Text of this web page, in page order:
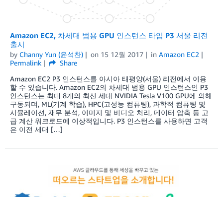
Amazon EC2, 차세대 범용 GPU 인스턴스 타입 P3 서울 리전
출시
by Channy Yun (윤석찬) on 15 12월 2017 in Amazon EC2
Permalink
Share
Amazon EC2 P3 인스턴스를 아시아 태평양(서울) 리전에서 이용
할 수 있습니다. Amazon EC2의 차세대 범용 GPU 인스턴스인 P3
인스턴스는 최대 8개의 최신 세대 NVIDIA Tesla V100 GPU에 의해
구동되며, ML(기계 학습), HPC(고성능 컴퓨팅), 과학적 컴퓨팅 및
시뮬레이션, 재무 분석, 이미지 및 비디오 처리, 데이터 압축 등 고
급 계산 워크로드에 이상적입니다. P3 인스턴스를 사용하면 고객
은 이전 세대 […]